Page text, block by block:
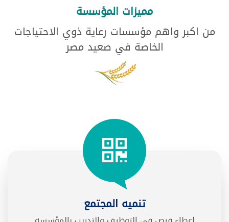
مميزات المؤسسة
من اكبر واهم مؤسسات رعاية ذوي الاحتياجات
الخاصة في صعيد مصر
تنميه المجتمع